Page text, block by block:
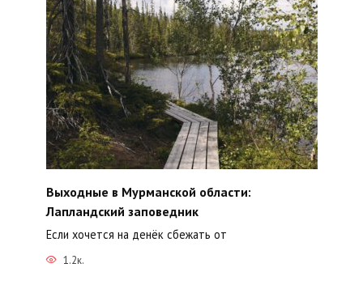
Выходные в Мурманской области:
Лапландский заповедник
Если хочется на денёк сбежать от
1.2к.